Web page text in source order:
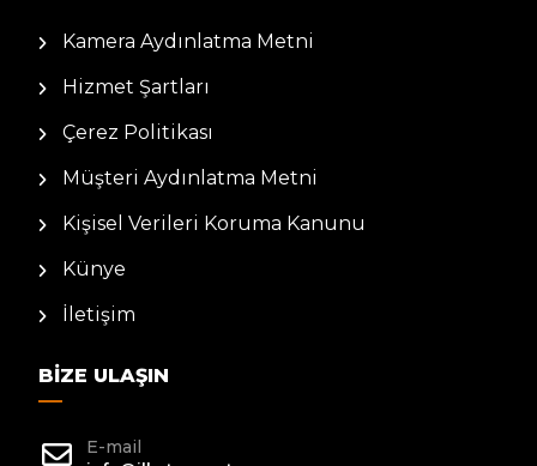
Kamera Aydınlatma Metni
Hizmet Şartları
Çerez Politikası
Müşteri Aydınlatma Metni
Kişisel Verileri Koruma Kanunu
Künye
İletişim
BIZE ULAŞIN
E-mail